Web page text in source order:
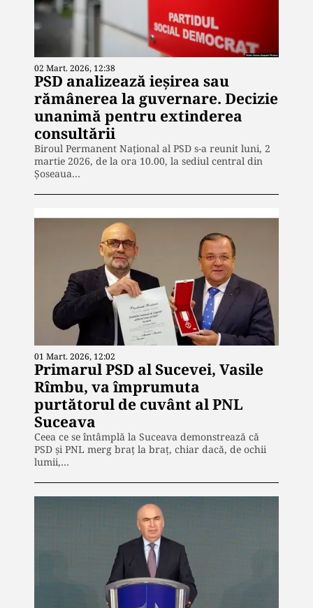
02 Mart. 2026, 12:38
PSD analizează ieșirea sau
rămânerea la guvernare. Decizie
unanimă pentru extinderea
consultării
Biroul Permanent Național al PSD s-a reunit luni, 2
martie 2026, de la ora 10.00, la sediul central din
Șoseaua…
01 Mart. 2026, 12:02
Primarul PSD al Sucevei, Vasile
Rîmbu, va împrumuta
purtătorul de cuvânt al PNL
Suceava
Ceea ce se întâmplă la Suceava demonstrează că
PSD și PNL merg braț la braț, chiar dacă, de ochii
lumii,…